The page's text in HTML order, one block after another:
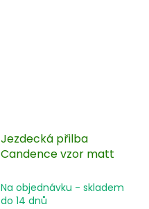
Jezdecká přilba
Candence vzor matt
Na objednávku - skladem
do 14 dnů